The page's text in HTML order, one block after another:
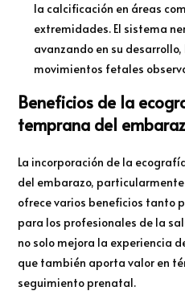
la calcificación en áreas
extremidades. El sistema
avanzando en su
movimientos fetales
Beneficios de la
temprana del
La incorporación de la
del embarazo,
ofrece varios beneficios tanto
para los profesionales de la
no solo mejora la experiencia
que también aporta valor en
seguimiento prenatal.